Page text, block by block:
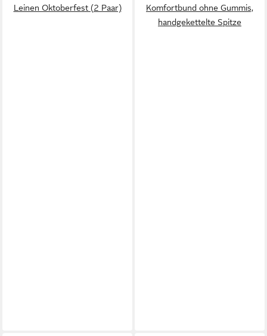
Leinen Oktoberfest (2 Paar)
Komfortbund ohne Gummis,
handgekettelte Spitze